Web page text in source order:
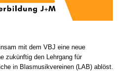
mit dem VBJ eine neue
zukünftig den Lehrgang für
in Blasmusikvereinen (LAB) ablöst.